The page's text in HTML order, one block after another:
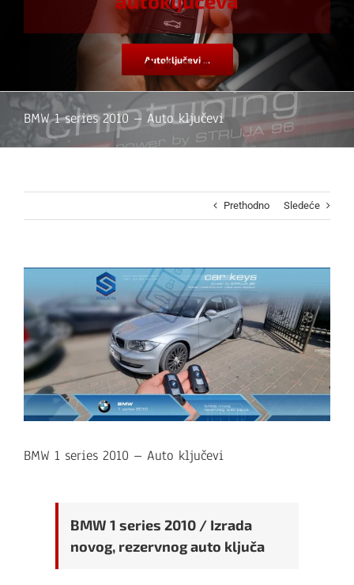
Autoključevi ...
BMW 1 series 2010 – Auto ključevi
Prethodno Sledeće
BMW 1 series 2010 – Auto ključevi
BMW 1 series 2010 / Izrada
novog, rezervnog auto ključa